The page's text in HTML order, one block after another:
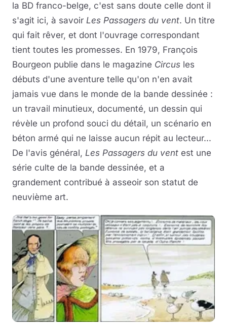
la BD franco-belge, c'est sans doute celle dont il
s'agit ici, à savoir Les Passagers du vent. Un titre
qui fait rêver, et dont l'ouvrage correspondant
tient toutes les promesses. En 1979, François
Bourgeon publie dans le magazine Circus les
débuts d'une aventure telle qu'on n'en avait
jamais vue dans le monde de la bande dessinée :
un travail minutieux, documenté, un dessin qui
révèle un profond souci du détail, un scénario en
béton armé qui ne laisse aucun répit au lecteur...
De l'avis général, Les Passagers du vent est une
série culte de la bande dessinée, et a
grandement contribué à asseoir son statut de
neuvième art.